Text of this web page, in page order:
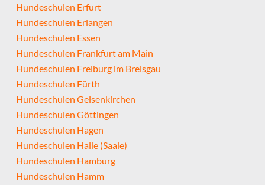
Hundeschulen Erfurt
Hundeschulen Erlangen
Hundeschulen Essen
Hundeschulen Frankfurt am Main
Hundeschulen Freiburg im Breisgau
Hundeschulen Fürth
Hundeschulen Gelsenkirchen
Hundeschulen Göttingen
Hundeschulen Hagen
Hundeschulen Halle (Saale)
Hundeschulen Hamburg
Hundeschulen Hamm